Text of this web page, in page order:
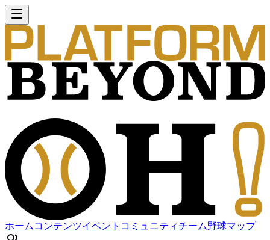
ホーム コンテンツイベント コミュニティチーム野球マップ